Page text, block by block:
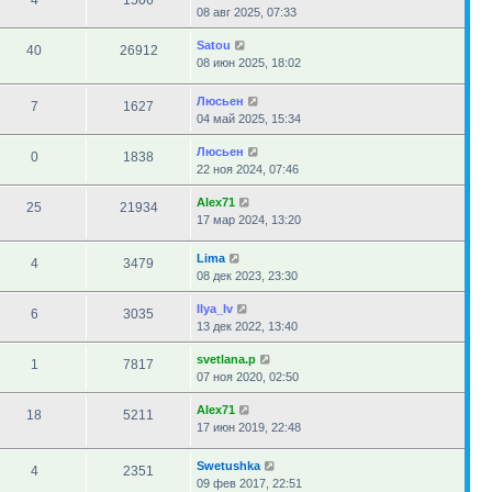
08 авг 2025, 07:33
40 26912
Satou
08 июн 2025, 18:02
7 1627
Люсьен
04 май 2025, 15:34
0 1838
Люсьен
22 ноя 2024, 07:46
25 21934
Alex71
17 мар 2024, 13:20
4 3479
Lima
08 дек 2023, 23:30
6 3035
Ilya_Iv
13 дек 2022, 13:40
1 7817
svetlana.p
07 ноя 2020, 02:50
18 5211
Alex71
17 июн 2019, 22:48
4 2351
Swetushka
09 фев 2017, 22:51